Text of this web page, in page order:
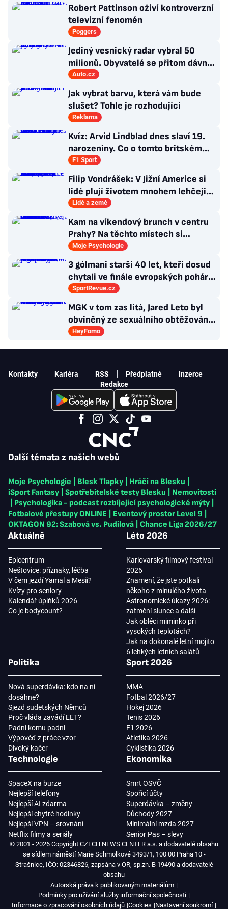
Robert Pattinson oživí kontroverzní
televizní fenomén
Poggers
Jediný vesnický radar vybral 50
milionů. Obyvatelé se přitom dávno
bouřili
Auto.cz
Jak vybrat barvu, která vám bude
slušet? Tohle je rozhodující
Reklama
Kvíz: Arvid Lindblad dnes slaví 19.
narozeniny. Co o tomto britském
závodníkovi víte?
F1 Sport
Filip Vondrášek: V Jižní Americe si
lidé plují životem mnohem lehčeji,
věci tolik neřeší
Lidé a země
Kam na víkendový brunch v centru
Prahy? Na těchto místech si
dlouhou snídani užívají i místní
Moje Psychologie
3 gólmani starší 40 let, kteří dosud
chytali ve finále evropských pohárů.
Všichni odešli ze hřiště jako
SportRevue.cz
MGK v tom zas lítá, Jared Leto byl
obviněný ze sexuálního obtěžování
a zemřely Bonnie Tyler a Mary
HeyFomo
Další témata z našich webů
Moje Psychologie Blesk Tlapky Hráči na Blesku
iSport Fantasy
Spotřebitelské testy Blesku
Nemovitosti
Psychologika - podcast rozbíjející psychologické mýty
Fotbalové přestupy ONLINE
Eventový prostor Level 9
OKTAGON 92: Szabová vs. Pudilová
Chance Liga 2026/27
Aktuálně
Epicentrum
Neštovice: příznaky, léčba
V čem jezdí Yamal a Mesii?
Kvízy pro seniory
Kalendář úplňků 2026
Co je bodycount?
Léto 2026
Karlovarský filmový festival
2026
Znamení, že jste potkali
někoho z minulého života
Astronomické úkazy 2026:
zatmění slunce a další
Jak obléci miminko při
vysokých teplotách?
Jak na dokonalé letní mojito
6 lehkých letních salátů
Politika
Nová superdávka: kdo na ní
dosáhne?
Sjezd sudetských Němců
Proč vláda zavádí EET?
Padni komu padni
Výpověď z práce vzor
Divoký kačer
Sport 2026
MMA
Fotbal 2026/27
Hokej 2026
Tenis 2026
F1 2026
Atletika 2026
Cyklistika 2026
Technologie
SpaceX na burze
Nejlepší telefony
Nejlepší AI zdarma
Nejlepší chytré hodinky
Nejlepší VPN – srovnání
Netflix filmy a seriály
Ekonomika
Smrt OSVČ
Spořicí účty
Superdávka – změny
Důchody 2027
Minimální mzda 2027
Senior Pas – slevy
Kontakty Kariéra RSS Předplatné
Inzerce
Redakce
© 2001 - 2026 Copyright CZECH NEWS CENTER a.s. a dodavatelé obsahu
se sídlem náměstí Marie Schmolkové 3493/1, 100 00 Praha 10 -
Strašnice, IČO: 02346826, zapsána v OR, sp.zn. B 19490 a dodavatelé
obsahu
Autorská práva k publikovaným materiálům
Podmínky pro užívání služby informační společnosti
Informace o zpracování osobních údajů Cookies Nastavení soukromí